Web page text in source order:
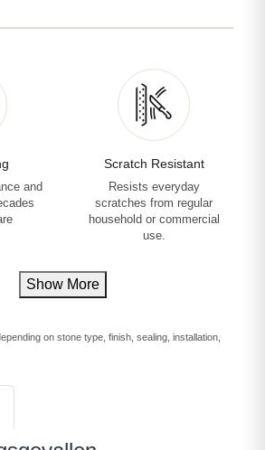
and
Scratch Resistant
Resists everyday
scratches from regular
household or commercial
use.
Show More
on stone type, finish, sealing, installation,